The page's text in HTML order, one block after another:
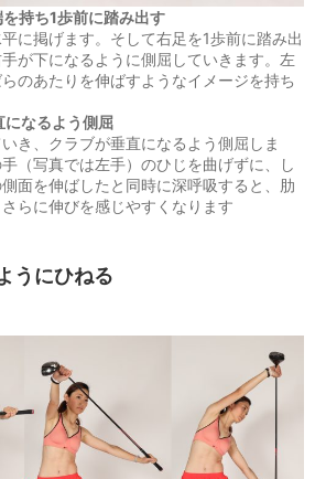
を持ち1歩前に踏み出す
に掲げます。そして右足を1歩前に踏み出
が下になるように側屈していきます。左
のあたりを伸ばすようなイメージを持ち
になるよう側屈
き、クラブが垂直になるよう側屈しま
（写真では左手）のひじを曲げずに、し
面を伸ばしたと同時に深呼吸すると、肋
らに伸びを感じやすくなります
うにひねる